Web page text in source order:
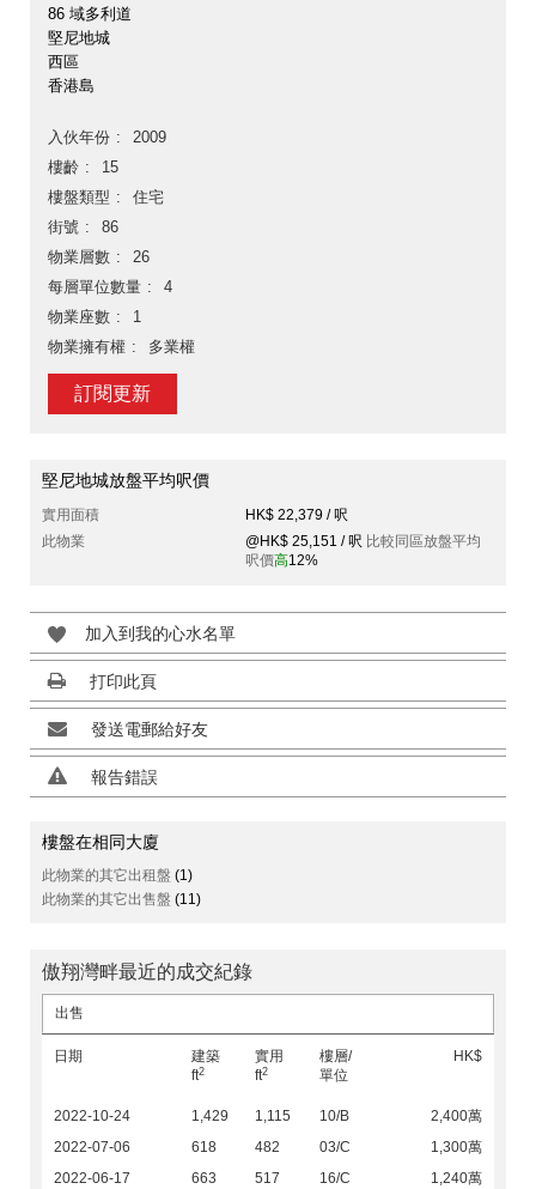
86 域多利道
堅尼地城
西區
香港島
入伙年份
2009
樓齡
15
樓盤類型
住宅
街號
86
物業層數
26
每層單位數量
4
物業座數
1
物業擁有權
多業權
訂閱更新
堅尼地城放盤平均呎價
實用面積
HK$ 22,379 / 呎
此物業
@HK$ 25,151 / 呎 比較同區放盤平均
呎價高12%
加入到我的心水名單
打印此頁
發送電郵給好友
報告錯誤
樓盤在相同大廈
此物業的其它出租盤 (1)
此物業的其它出售盤 (11)
傲翔灣畔最近的成交紀錄
出售
日期
建築
ft2
實用
ft2
樓層/
單位
HK$
2022-10-24 1,429 1,115 10/B
2,400萬
2022-07-06
618 482 03/C
1,300萬
2022-06-17
663 517 16/C
1,240萬